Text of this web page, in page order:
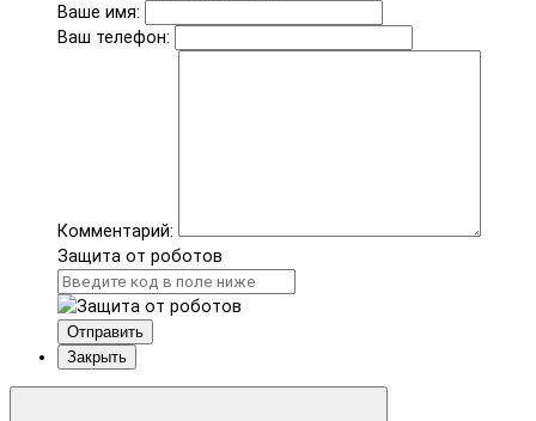
Ваше имя:
Ваш телефон:
Комментарий:
Защита от роботов
Отправить
Закрыть